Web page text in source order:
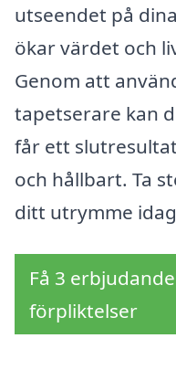
utseendet på
ökar värdet och
Genom att
tapetserare kan
får ett
och hållbart. Ta
ditt utrymme
Få 3
förpliktelser